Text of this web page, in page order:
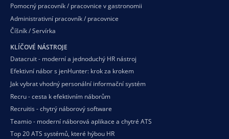
Pomocný pracovník / pracovnice v gastronomii
Administrativní pracovník / pracovnice
Číšník / Servírka
KLÍČOVÉ NÁSTROJE
Datacruit - moderní a jednoduchý HR nástroj
Efektivní nábor s jenHunter: krok za krokem
Jak vybrat vhodný personální informační systém
Recru - cesta k efektivním náborům
Recruitis - chytrý náborový software
Teamio - moderní náborová aplikace a chytré ATS
Top 20 ATS systémů, které hýbou HR